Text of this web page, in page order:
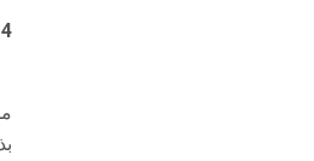
4 -